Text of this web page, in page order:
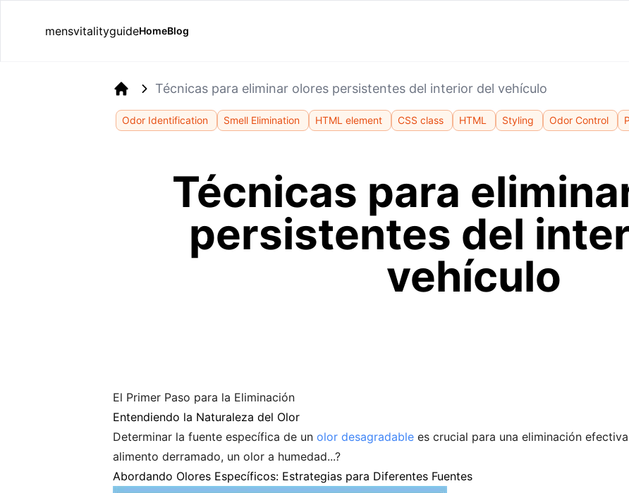
mensvitalityguideHomeBlog
Técnicas para eliminar olores persistentes del interior del vehículo
Odor Identification Smell Elimination HTML element CSS class HTML Styling Odor Control
Técnicas para
persistentes del
vehículo
El Primer Paso para la Eliminación
Entendiendo la Naturaleza del Olor
Determinar la fuente específica de un olor desagradable es crucial para una eliminación
alimento derramado, un olor a humedad...?
Abordando Olores Específicos: Estrategias para Diferentes Fuentes